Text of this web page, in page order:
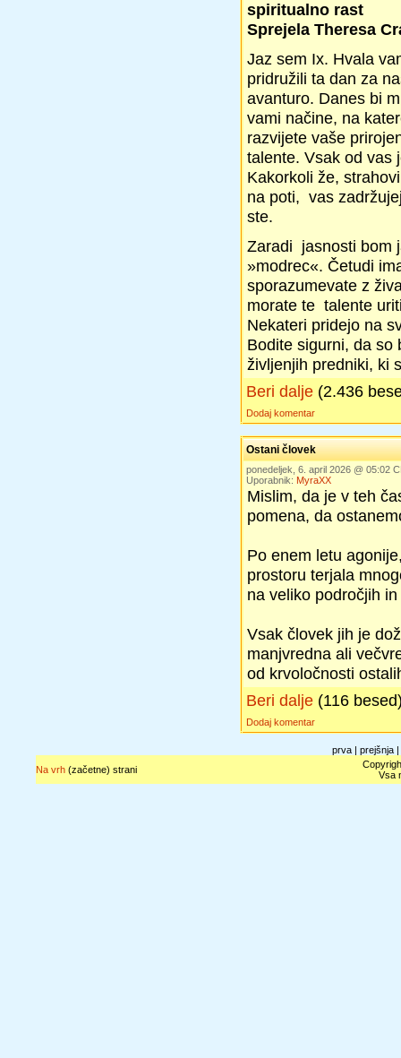
spiritualno rast
Sprejela Theresa
Jaz sem Ix. Hvala
pridružili ta dan za
avanturo. Danes bi
vami načine, na
razvijete vaše
talente. Vsak od vas
Kakorkoli že,
na poti, vas
ste.
Zaradi jasnosti bom
»modrec«. Četudi
sporazumevate z
morate te talente
Nekateri pridejo na
Bodite sigurni, da
življenjih predniki, ki
Beri dalje (2.436
Dodaj komentar
Ostani človek
ponedeljek, 6. april 2026 @ 05:02
Uporabnik: MyraXX
Mislim, da je v teh
pomena, da
Po enem letu
prostoru terjala
na veliko področjih
Vsak človek jih je
manjvredna ali
od krvoločnosti
Beri dalje (116
Dodaj komentar
prva | prejšnja |
Na vrh(začetne) strani
Vsa